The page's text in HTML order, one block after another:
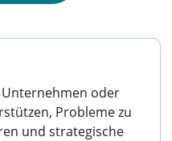
oder
Probleme zu
und strategische